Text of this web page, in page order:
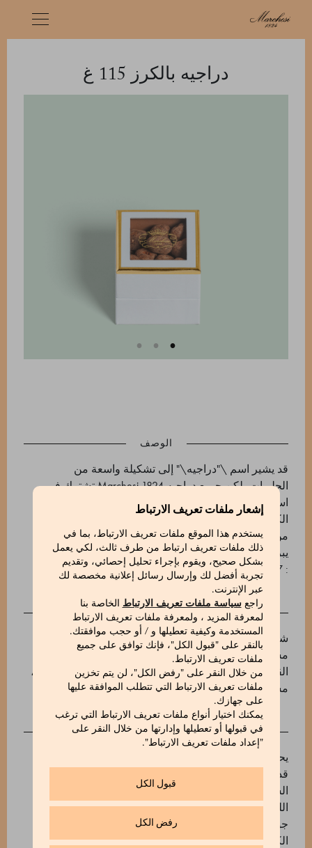
إشعار ملفات تعريف الارتباط
يستخدم هذا الموقع ملفات تعريف الارتباط، بما في
ذلك ملفات تعريف ارتباط من طرف ثالث، لكي يعمل
بشكل صحيح، ويقوم بإجراء تحليل إحصائي، وتقديم
تجربة أفضل لك وإرسال رسائل إعلانية مخصصة لك
عبر الإنترنت.
راجعسياسة ملفات تعريف الارتباط
الخاصة بنا
لمعرفة المزيد ، ولمعرفة ملفات تعريف الارتباط
المستخدمة وكيفية تعطيلها و / أو حجب موافقتك.
بالنقر على "قبول الكل"، فإنك توافق على جميع
ملفات تعريف الارتباط.
من خلال النقر على "رفض الكل"، لن يتم تخزين
ملفات تعريف الارتباط التي تتطلب الموافقة عليها
على جهازك.
يمكنك اختيار أنواع ملفات تعريف الارتباط التي ترغب
في قبولها أو تعطيلها وإدارتها من خلال النقر على
"إعداد ملفات تعريف الارتباط".
قبول الكل
رفض الكل
دراجيه بالكرز 115 غ
الوصف
قد يشير اسم \"دراجيه\" إلى تشكيلة واسعة من
الحلويات، لكن جميع دراجيه Marchesi 1824 تشترك في
استخدام أجود المكونات وطابعها الذي لا يُقاوم. تُغلَّف
الكرز، بنفحاتها الناعمة والفواكهية المكثفة، بطبقة فاخرة
من شوكولاتة Gran Cuvée Venezuela الداكنة 74%، مما
يبرز عمقها وغناها العطري.
: 570666117_V
INGREDIENTS
شوكولاتة 74٪ (كتلة الكاكاو، سكر، زبدة الكاكاو،
مستحلب: ليسيثينات الصويا)، كرز مجفف (كرز، سكر
القصب، حمض الستريك، مادة حافظة E223، ملون: E129)،
مسحوق كاكاو غير محلى، مسحوق القرفة.
يحتوي على مسببات الحساسية: الصويا ومنتجات الصويا.
قد يحتوي على: ثاني أكسيد الكبريت والكبريتيت، الفول
السوداني، الحبوب المحتوية على الغلوتين، المكسرات،
اللوز، البندق، جوز البرازيل، الكاجو، جوز البيكان، الجوز،
جوز الماكاديميا، الفستق، الحليب، الترمس، السمك،
الكرفس، بذور السمسم، الخردل، البيض والمنتجات